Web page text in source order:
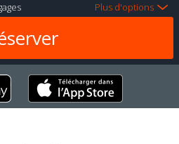
Plus d'options